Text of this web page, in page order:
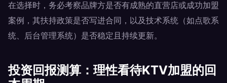
在选择时，务必考察品牌方是否有成熟的直营店或成功加盟
案例，其扶持政策是否写进合同，以及技术系统（如点歌系
统、后台管理系统）是否稳定且持续更新。
投资回报测算：理性看待KTV加盟的回